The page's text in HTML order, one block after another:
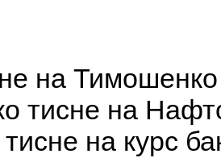
на Тимошенко
тисне на
на курс